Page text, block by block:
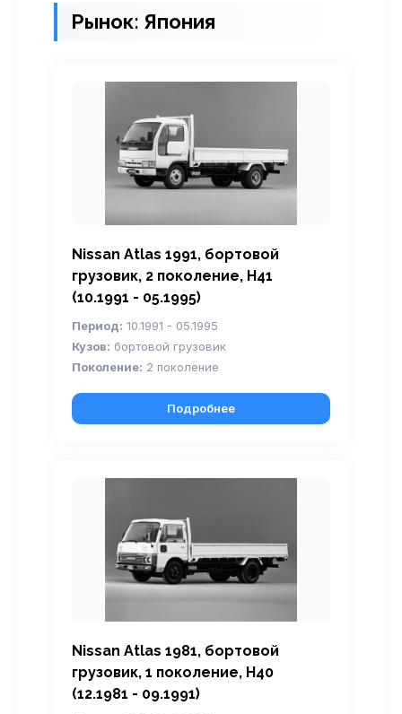
Рынок: Япония
Nissan Atlas 1991, бортовой
грузовик, 2 поколение, H41
(10.1991 - 05.1995)
Период: 10.1991 - 05.1995
Кузов: бортовой грузовик
Поколение: 2 поколение
Подробнее
Nissan Atlas 1981, бортовой
грузовик, 1 поколение, H40
(12.1981 - 09.1991)